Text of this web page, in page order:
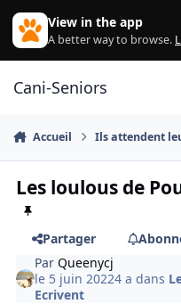
Aller au contenu
View in the app
A better way to browse.
Cani-Seniors
Accueil Ils attendent
Les loulous de
Partager
ParQueenycj
le 5 juin 20224 a dans
Ecrivent